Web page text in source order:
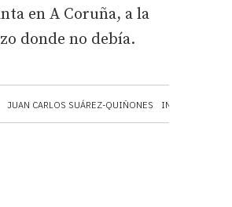
JUAN CARLOS SUÁREZ-QUIÑONES INDUSTRIA
en A Coruña, a la
donde no debía.